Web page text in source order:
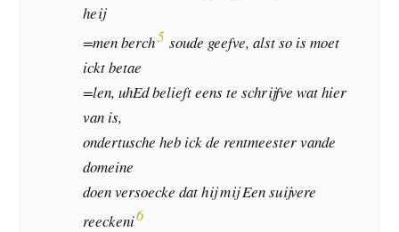
heij
=men berch5 soude geefve, alst so is moet
ickt betae
=len, uhEd belieft eens te schrijfve wat hier
van is,
ondertusche heb ick de rentmeester vande
domeine
doen versoecke dat hij mij Een suijvere
reeckeni6